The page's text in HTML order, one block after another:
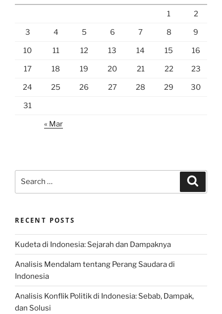
1 2
3 4 5 6 7 8 9
10 11 12 13 14 15 16
17 18 19 20 21 22 23
24 25 26 27 28 29 30
31
« Mar
RECENT POSTS
Kudeta di Indonesia: Sejarah dan Dampaknya
Analisis Mendalam tentang Perang Saudara di
Indonesia
Analisis Konflik Politik di Indonesia: Sebab, Dampak,
dan Solusi